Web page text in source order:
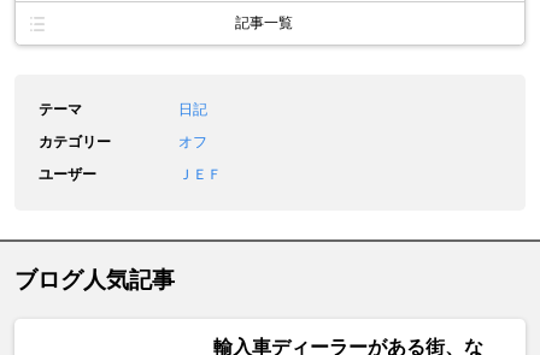
記事一覧
テーマ
日記
カテゴリー
オフ
ユーザー
ＪＥＦ
ブログ人気記事
輸入車ディーラーがある街、な